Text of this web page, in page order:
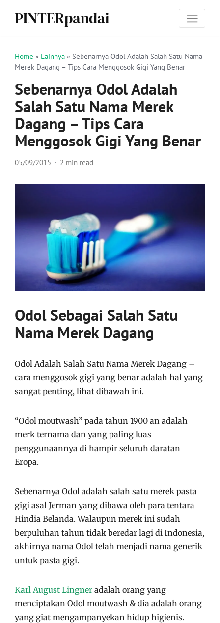
PINTERpandai
Home » Lainnya » Sebenarnya Odol Adalah Salah Satu Nama
Merek Dagang – Tips Cara Menggosok Gigi Yang Benar
Sebenarnya Odol Adalah
Salah Satu Nama Merek
Dagang – Tips Cara
Menggosok Gigi Yang Benar
05/09/2015 2 min read
Odol Sebagai Salah Satu
Nama Merek Dagang
Odol Adalah Salah Satu Nama Merek Dagang –
cara menggosok gigi yang benar adalah hal yang
sangat penting, lihat dibawah ini.
“Odol moutwash” pada tahun 1900 an adalah
merk ternama dan yang paling luas
penggunaannya di hampir seluruh daratan
Eropa.
Sebenarnya Odol adalah salah satu merek pasta
gigi asal Jerman yang dibawa oleh para tentara
Hindia Belanda. Walaupun merek ini sudah
berpuluhan tahun tidak beredar lagi di Indonesia,
akhirnya nama Odol telah menjadi nama generik
untuk pasta gigi.
Karl August Lingner adalah orang yang
menciptakan Odol moutwash & dia adalah orang
yang giat mengampanyekan hidup higienis.